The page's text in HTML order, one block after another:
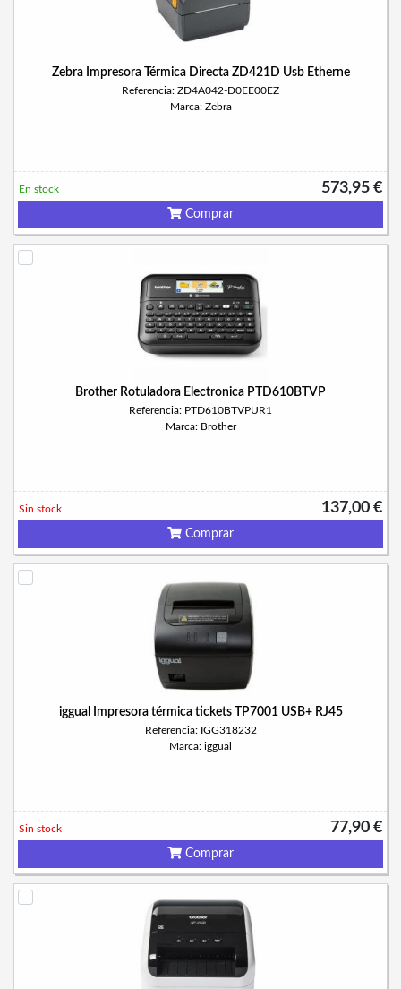
Zebra Impresora Térmica Directa ZD421D Usb Etherne
Referencia: ZD4A042-D0EE00EZ
Marca: Zebra
573,95 €
En stock
Comprar
Brother Rotuladora Electronica PTD610BTVP
Referencia: PTD610BTVPUR1
Marca: Brother
137,00 €
Sin stock
Comprar
iggual Impresora térmica tickets TP7001 USB+ RJ45
Referencia: IGG318232
Marca: iggual
77,90 €
Sin stock
Comprar